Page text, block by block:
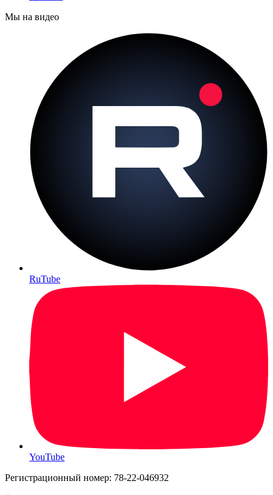
Мы на видео
RuTube
YouTube
Регистрационный номер: 78-22-046932